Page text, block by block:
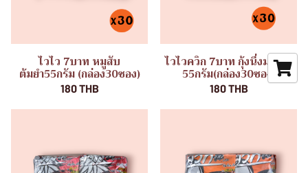
ไวไว 7บาท หมูสับ
ต้มยำ55กรัม (กล่อง30ซอง)
180 THB
ไวไวควิก 7บาท กุ้งนึ่งมะนาว
55กรัม(กล่อง30ซอง)
180 THB